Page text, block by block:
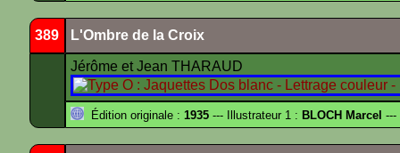
389 L'Ombre de la Croix
Jérôme et Jean THARAUD
Édition originale : 1935 --- Illustrateur 1 : BLOCH Marcel ---